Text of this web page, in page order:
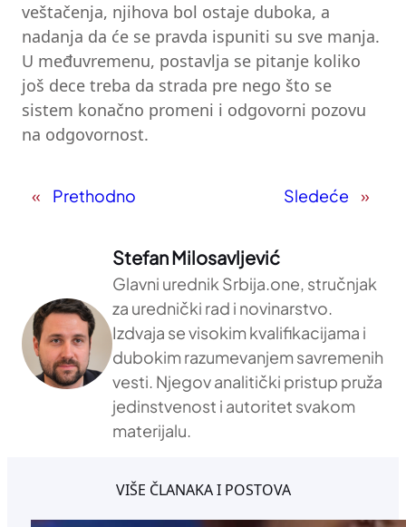
veštačenja, njihova bol ostaje duboka, a
nadanja da će se pravda ispuniti su sve manja.
U međuvremenu, postavlja se pitanje koliko
još dece treba da strada pre nego što se
sistem konačno promeni i odgovorni pozovu
na odgovornost.
« Prethodno Sledeće »
Stefan Milosavljević
Glavni urednik Srbija.one, stručnjak
za urednički rad i novinarstvo.
Izdvaja se visokim kvalifikacijama i
dubokim razumevanjem savremenih
vesti. Njegov analitički pristup pruža
jedinstvenost i autoritet svakom
materijalu.
VIŠE ČLANAKA I POSTOVA